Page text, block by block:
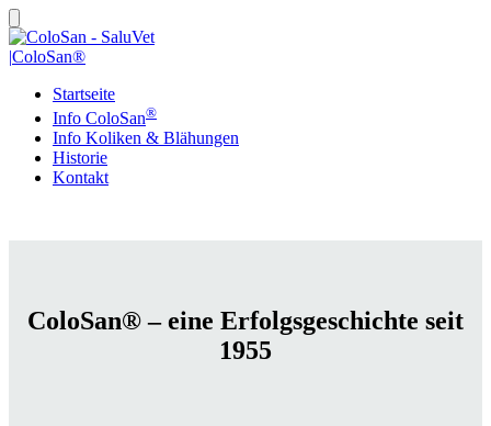
|ColoSan®
Startseite
Info ColoSan®
Info Koliken & Blähungen
Historie
Kontakt
ColoSan® – eine Erfolgsgeschichte seit
1955